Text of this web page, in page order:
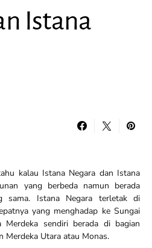
Istana
kalau Istana Negara dan Istana
yang berbeda namun berada
sama. Istana Negara terletak di
yang menghadap ke Sungai
Merdeka sendiri berada di bagian
Merdeka Utara atau Monas.